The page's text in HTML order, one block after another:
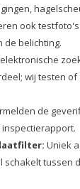
ook
de belichting.
wij testen
de
inspectierapport.
Uniek
tussen